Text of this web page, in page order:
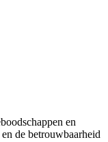
en
de betrouwbaarheid